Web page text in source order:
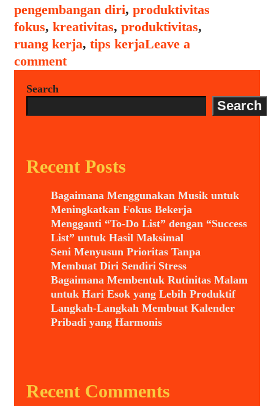
yang
Mendukung
Kreativitas
Categories
pengembangan diri, produktivitas
fokus, kreativitas, produktivitas,
ruang kerja, tips kerjaLeave a
comment
Search
Search
Recent Posts
Bagaimana Menggunakan Musik untuk
Meningkatkan Fokus Bekerja
Mengganti “To-Do List” dengan “Success
List” untuk Hasil Maksimal
Seni Menyusun Prioritas Tanpa
Membuat Diri Sendiri Stress
Bagaimana Membentuk Rutinitas Malam
untuk Hari Esok yang Lebih Produktif
Langkah-Langkah Membuat Kalender
Pribadi yang Harmonis
Recent Comments